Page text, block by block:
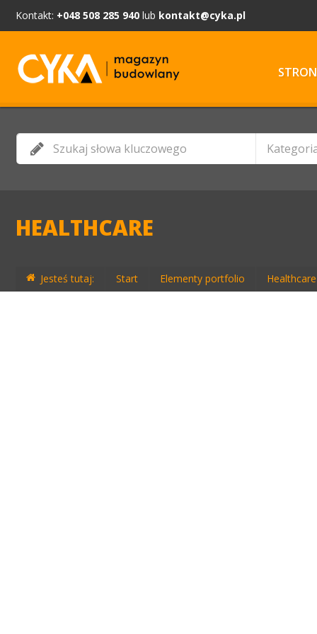
Kontakt: +048 508 285 940 lub kontakt@cyka.pl
HEALTHCARE
Jesteś tutaj: Start Elementy portfolio Healthcare